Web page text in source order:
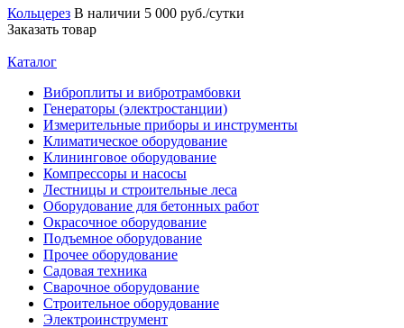
Кольцерез В наличии 5 000 руб./сутки
Заказать товар
Каталог
Виброплиты и вибротрамбовки
Генераторы (электростанции)
Измерительные приборы и инструменты
Климатическое оборудование
Клининговое оборудование
Компрессоры и насосы
Лестницы и строительные леса
Оборудование для бетонных работ
Окрасочное оборудование
Подъемное оборудование
Прочее оборудование
Садовая техника
Сварочное оборудование
Строительное оборудование
Электроинструмент